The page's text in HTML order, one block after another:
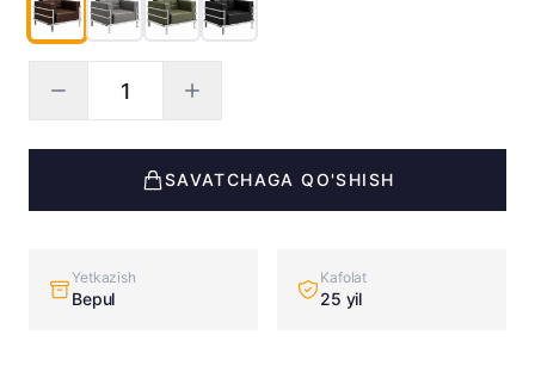
SAVATCHAGA QO'SHISH
Yetkazish
Bepul
Kafolat
25 yil